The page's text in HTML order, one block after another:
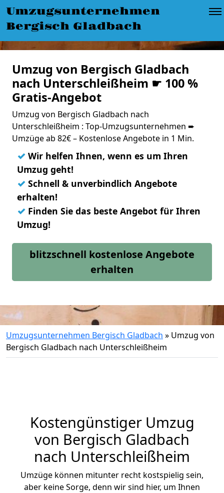
Umzugsunternehmen
Bergisch Gladbach
Umzug von Bergisch Gladbach
nach Unterschleißheim ☛ 100 %
Gratis-Angebot
Umzug von Bergisch Gladbach nach
Unterschleißheim : Top-Umzugsunternehmen ➨
Umzüge ab 82€ – Kostenlose Angebote in 1 Min.
✓ Wir helfen Ihnen, wenn es um Ihren
Umzug geht!
✓ Schnell & unverbindlich Angebote
erhalten!
✓ Finden Sie das beste Angebot für Ihren
Umzug!
blitzschnell kostenlose Angebote
erhalten
Umzugsunternehmen Bergisch Gladbach » Umzug von
Bergisch Gladbach nach Unterschleißheim
Kostengünstiger Umzug
von Bergisch Gladbach
nach Unterschleißheim
Umzüge können mitunter recht kostspielig sein,
aber keine Sorge, denn wir sind hier, um Ihnen